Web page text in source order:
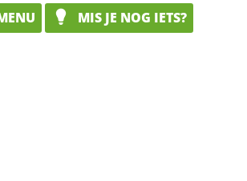
MIS JE NOG IETS?